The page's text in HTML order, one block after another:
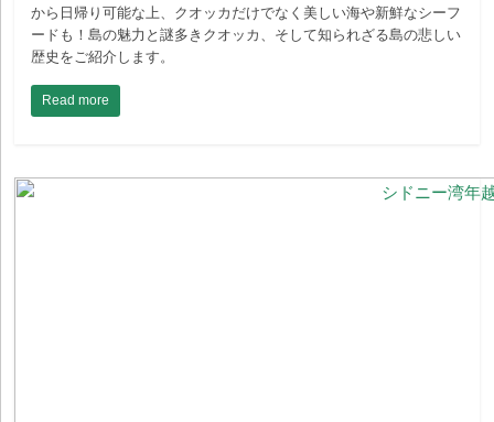
から日帰り可能な上、クオッカだけでなく美しい海や新鮮なシーフ
ードも！島の魅力と謎多きクオッカ、そして知られざる島の悲しい
歴史をご紹介します。
Read more